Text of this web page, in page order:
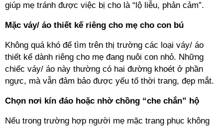
giúp mẹ tránh được việc bị cho là “lộ liễu, phản cảm”.
Mặc váy/ áo thiết kế riêng cho mẹ cho con bú
Không quá khó để tìm trên thị trường các loại váy/ áo
thiết kế dành riêng cho mẹ đang nuôi con nhỏ. Những
chiếc váy/ áo này thường có hai đường khoét ở phần
ngực, mà vẫn đảm bảo được yếu tố thời trang, đẹp mắt.
Chọn nơi kín đáo hoặc nhờ chồng “che chắn” hộ
Nếu trong trường hợp người mẹ mặc trang phục không